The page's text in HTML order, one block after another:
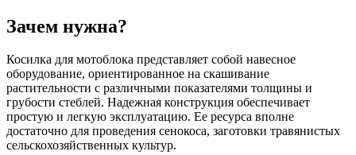
Зачем нужна?
Косилка для мотоблока представляет собой навесное
оборудование, ориентированное на скашивание
растительности с различными показателями толщины и
грубости стеблей. Надежная конструкция обеспечивает
простую и легкую эксплуатацию. Ее ресурса вполне
достаточно для проведения сенокоса, заготовки травянистых
сельскохозяйственных культур.